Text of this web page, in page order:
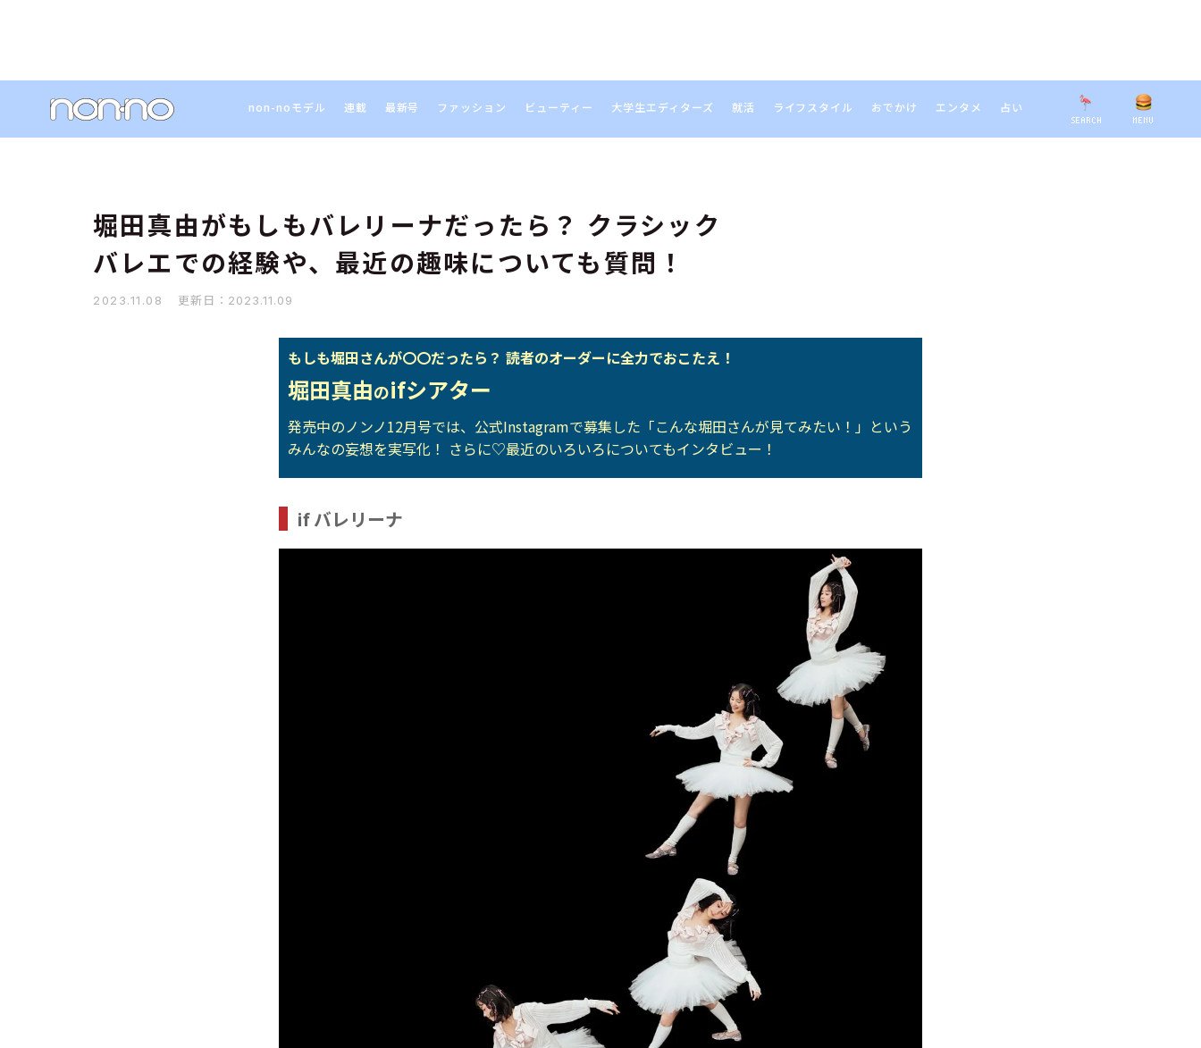
SEARCH MENU
non-noモデル 連載 最新号 ファッション ビューティー 大学生エディターズ 就活 ライフスタイル おでかけ エンタメ 占い
堀田真由がもしもバレリーナだったら？ クラシック
バレエでの経験や、最近の趣味についても質問！
2023.11.08 更新日： 2023.11.09
もしも堀田さんが〇〇だったら？ 読者のオーダーに全力でおこたえ！
堀田真由のifシアター
発売中のノンノ12月号では、公式Instagramで募集した「こんな堀田さんが見てみたい！」という
みんなの妄想を実写化！ さらに♡最近のいろいろについてもインタビュー！
if バレリーナ